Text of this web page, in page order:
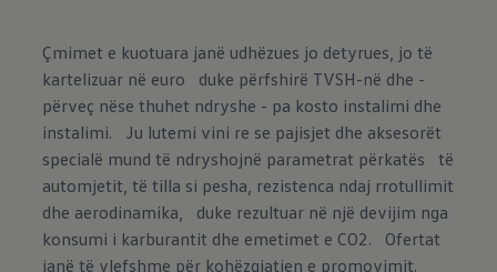
Çmimet e kuotuara janë udhëzues jo detyrues, jo të
kartelizuar në euro duke përfshirë TVSH-në dhe -
përveç nëse thuhet ndryshe - pa kosto instalimi dhe
instalimi. Ju lutemi vini re se pajisjet dhe aksesorët
specialë mund të ndryshojnë parametrat përkatës të
automjetit, të tilla si pesha, rezistenca ndaj rrotullimit
dhe aerodinamika, duke rezultuar në një devijim nga
konsumi i karburantit dhe emetimet e CO2. Ofertat
janë të vlefshme për kohëzgjatjen e promovimit.